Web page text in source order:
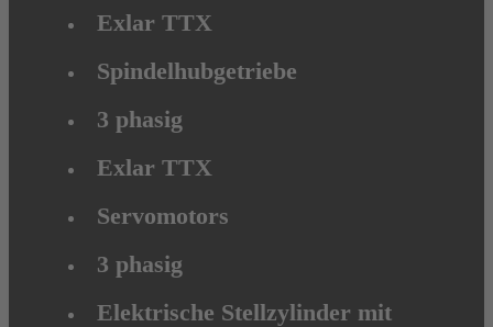
Exlar TTX
Spindelhubgetriebe
3 phasig
Exlar TTX
Servomotors
3 phasig
Elektrische Stellzylinder mit